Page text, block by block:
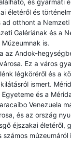
és gyarmati
életéről és
ad otthont a
Galériának és a
is.
az Andok-
Ez a város
légköréről és a
ismert.
és a
Venezuela
és az ország
éjszakai életéről,
számos múzeumáról